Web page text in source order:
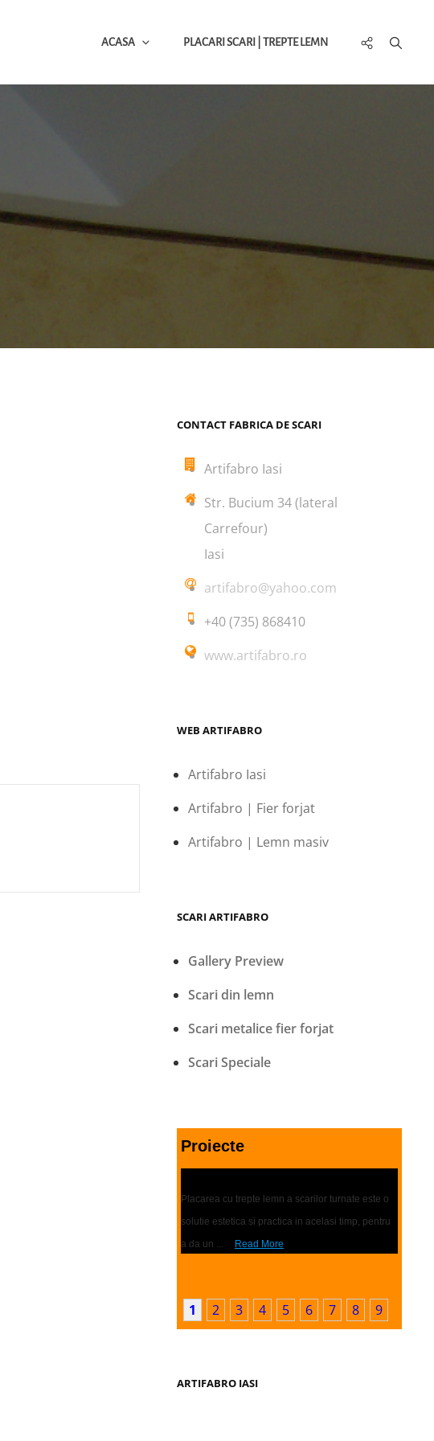
ACASA PLACARI SCARI | TREPTE LEMN
Social
CONTACT FABRICA DE SCARI
Artifabro Iasi
Str. Bucium 34 (lateral
Carrefour)
Iasi
artifabro@yahoo.com
+40 (735) 868410
www.artifabro.ro
WEB ARTIFABRO
Artifabro Iasi
Artifabro | Fier forjat
Artifabro | Lemn masiv
SCARI ARTIFABRO
Gallery Preview
Scari din lemn
Scari metalice fier forjat
Scari Speciale
Proiecte
Placarea cu trepte lemn a scarilor turnate este o
solutie estetica si practica in acelasi timp, pentru
a da un ...
Read More
1 2 3 4 5 6 7 8 9
ARTIFABRO IASI